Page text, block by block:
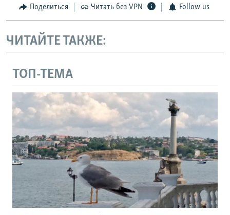
Поделиться Читать без VPN Follow us
ЧИТАЙТЕ ТАКЖЕ:
ТОП-ТЕМА